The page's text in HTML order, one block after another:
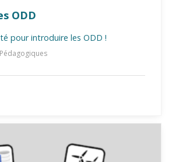
ODD
pour introduire les ODD !